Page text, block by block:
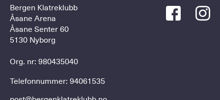
Bergen Klatreklubb
Åsane Arena
Åsane Senter 60
5130 Nyborg
Org. nr: 980435040
Telefonnummer: 94061535